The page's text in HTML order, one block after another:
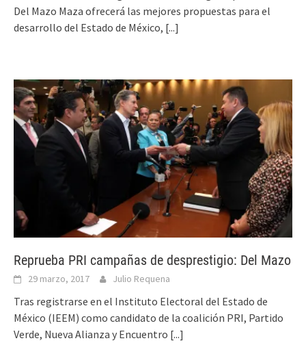
Del Mazo Maza ofrecerá las mejores propuestas para el
desarrollo del Estado de México, [...]
Reprueba PRI campañas de desprestigio: Del Mazo
29 marzo, 2017 Julio Requena
Tras registrarse en el Instituto Electoral del Estado de
México (IEEM) como candidato de la coalición PRI, Partido
Verde, Nueva Alianza y Encuentro [...]